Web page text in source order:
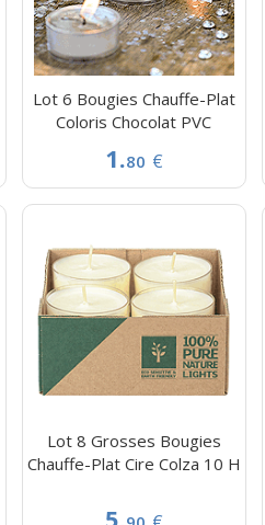
Lot 6 Bougies Chauffe-Plat
Coloris Chocolat PVC
1.80 €
Lot 8 Grosses Bougies
Chauffe-Plat Cire Colza 10 H
5.